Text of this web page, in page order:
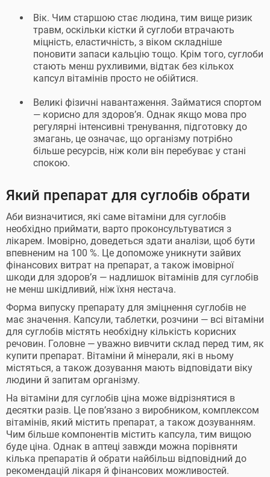
Вік. Чим старшою стає людина, тим вище ризик
травм, оскільки кістки й суглоби втрачають
міцність, еластичність, з віком складніше
поновити запаси кальцію тощо. Крім того, суглоби
стають менш рухливими, відтак без кількох
капсул вітамінів просто не обійтися.
Великі фізичні навантаження. Займатися спортом
— корисно для здоров’я. Однак якщо мова про
регулярні інтенсивні тренування, підготовку до
змагань, це означає, що організму потрібно
більше ресурсів, ніж коли він перебуває у стані
спокою.
Який препарат для суглобів обрати
Аби визначитися, які саме вітаміни для суглобів
необхідно приймати, варто проконсультуватися з
лікарем. Імовірно, доведеться здати аналізи, щоб бути
впевненим на 100 %. Це допоможе уникнути зайвих
фінансових витрат на препарат, а також імовірної
шкоди для здоров’я — надлишок вітамінів для суглобів
не менш шкідливий, ніж їхня нестача.
Форма випуску препарату для зміцнення суглобів не
має значення. Капсули, таблетки, розчини — всі вітаміни
для суглобів містять необхідну кількість корисних
речовин. Головне — уважно вивчити склад перед тим, як
купити препарат. Вітаміни й мінерали, які в ньому
містяться, а також дозування мають відповідати віку
людини й запитам організму.
На вітаміни для суглобів ціна може відрізнятися в
десятки разів. Це пов’язано з виробником, комплексом
вітамінів, який містить препарат, а також дозуванням.
Чим більше компонентів містить капсула, тим вищою
буде ціна. Однак в аптеці завжди можна порівняти
кілька препаратів й обрати найбільш відповідний до
рекомендацій лікаря й фінансових можливостей.